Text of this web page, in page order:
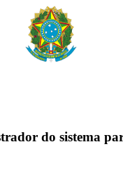
do sistema